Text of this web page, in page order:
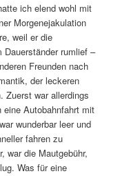
ich elend wohl mit
Morgenejakulation
weil er die
Dauerständer rumlief –
Freunden nach
der leckeren
Zuerst war allerdings
Autobahnfahrt mit
wunderbar leer und
fahren zu
war die Mautgebühr,
Was für eine